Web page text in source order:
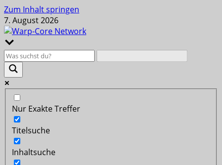
Zum Inhalt springen
7. August 2026
Nur Exakte Treffer
Titelsuche
Inhaltsuche